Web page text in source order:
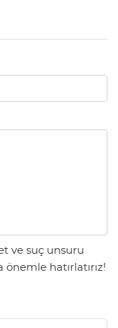
ve suç unsuru
hatırlatırız!